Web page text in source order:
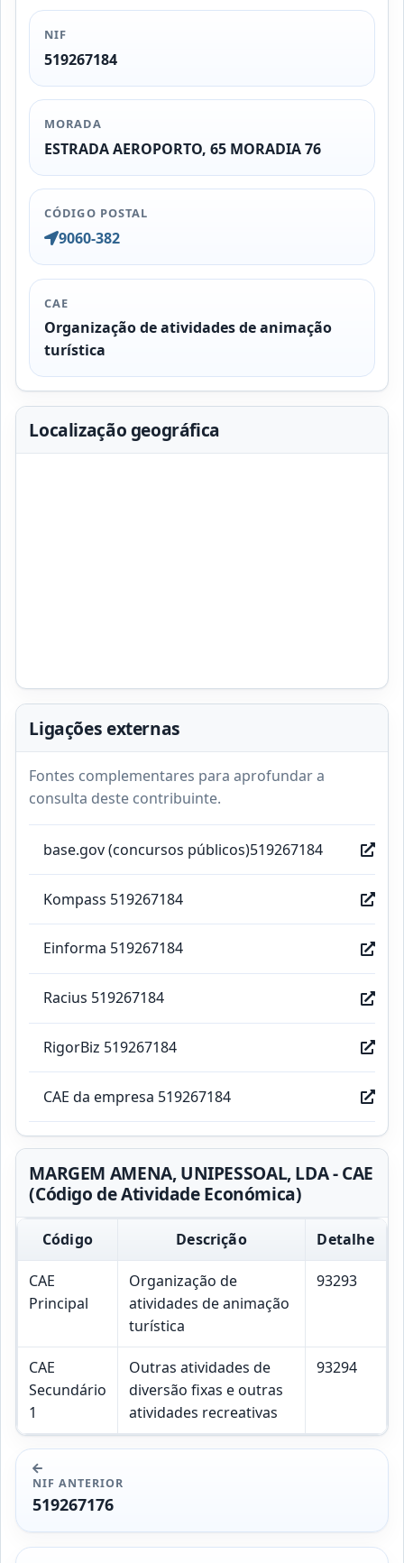
NIF
519267184
MORADA
ESTRADA AEROPORTO, 65 MORADIA 76
CÓDIGO POSTAL
9060-382
CAE
Organização de atividades de animação
turística
Localização geográfica
Ligações externas
Fontes complementares para aprofundar a
consulta deste contribuinte.
base.gov (concursos públicos)519267184
Kompass 519267184
Einforma 519267184
Racius 519267184
RigorBiz 519267184
CAE da empresa 519267184
MARGEM AMENA, UNIPESSOAL, LDA - CAE
(Código de Atividade Económica)
Código Descrição Detalhe
CAE
Principal
Organização de
atividades de animação
turística
93293
CAE
Secundário
1
Outras atividades de
diversão fixas e outras
atividades recreativas
93294
NIF ANTERIOR
519267176